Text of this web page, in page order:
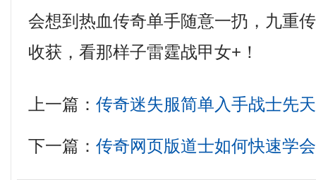
会想到热血传奇单手随意一扔，九重
收获，看那样子雷霆战甲女+！
上一篇：传奇迷失服简单入手战士先
下一篇：传奇网页版道士如何快速学